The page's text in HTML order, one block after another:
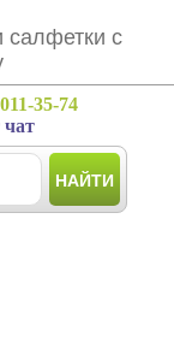
салфетки с
011-35-74
НАЙТИ